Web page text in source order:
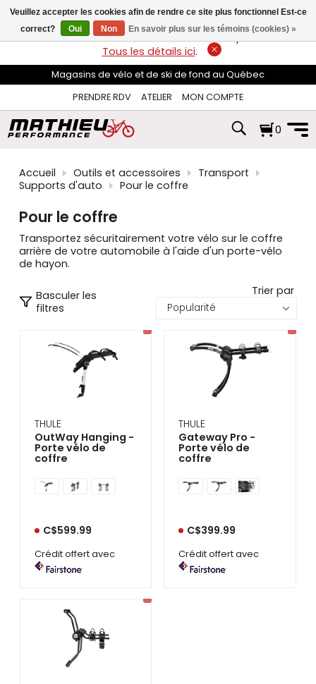
flèches
haut
et
pour
sélectionner
disponible.
Appuyez
pour
accéder
résultat
de
recherche
sélectionné.
Les
utilisateurs
tactiles
peuvent
de
gestes
toucher
glisser.
LIVRAISON GRATUITEsur les commandes de plus de 74$*.
Tous les détails ici.
Magasins de vélo et de ski de fond au Québec
PRENDRE RDV
ATELIER MON COMPTE
0
Accueil Outils et accessoires
Transport
Supports d'auto
Pour le coffre
Pour le coffre
Transportez sécuritairement votre vélo sur le coffre
arrière de votre automobile à l'aide d'un porte-vélo
de hayon.
Basculer les
filtres
Trier par
THULE
OutWay Hanging -
Porte vélo de
coffre
C$599.99
Crédit offert avec
THULE
Gateway Pro -
Porte vélo de
coffre
C$399.99
Crédit offert avec
Veuillez accepter les cookies afin de rendre ce site plus fonctionnel Est-ce
correct?
Oui Non En savoir plus sur les témoins (cookies) »